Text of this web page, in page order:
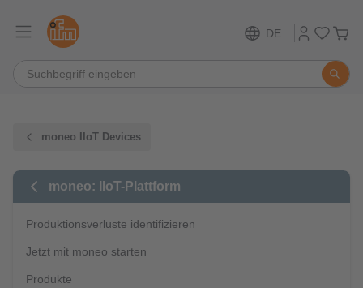
DE
moneo IIoT Devices
moneo: IIoT-Plattform
Produktionsverluste identifizieren
Jetzt mit moneo starten
Produkte